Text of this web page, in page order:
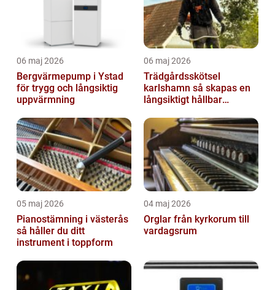
06 maj 2026
Bergvärmepump i Ystad
för trygg och långsiktig
uppvärmning
06 maj 2026
Trädgårdsskötsel
karlshamn så skapas en
långsiktigt hållbar
05 maj 2026
Pianostämning i västerås
så håller du ditt
instrument i toppform
04 maj 2026
Orglar från kyrkorum till
vardagsrum